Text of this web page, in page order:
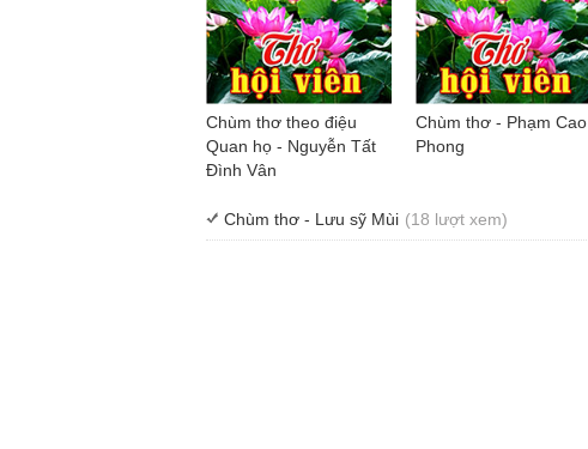
Chùm thơ theo điệu
Quan họ - Nguyễn Tất
Đình Vân
Chùm thơ - Phạm Cao
Phong
Chùm thơ - Lưu sỹ Mùi (18 lượt xem)